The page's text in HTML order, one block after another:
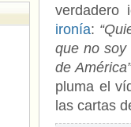
verdadero
ironía:
que no
de América”
pluma el
las cartas